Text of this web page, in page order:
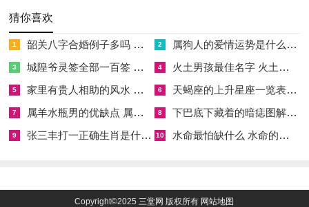
福、求嗣，开光、解除，纳采、冠笄，出火、拆卸，进人口、安
床，动土、上梁，造庙、掘井，开池、入殓，移柩、安葬，破
土，是日无明忌，冲煞冲马煞南。
辰月子日，水土相汇而成湿气，恰可润泽丙午年之烈火，为四月
上选吉日；若宅中有正南午位大门或卧房者，择此日动土或入
宅，可借水土之势以稍缓火煞之侵，然仍需以铜铃或祥安阁五帝
丙午年壬辰月甲寅日（阳历二〇二六年四月十日）。宜嫁娶，祈
猜你喜欢
1 韶关八字合婚例子多吗 韶关八字测风水 2 属狗人的爱情运势是什么意思 属狗的人爱情观
3 城隍爷灵签全部一百签 城隍爷灵签解签大全 4 火土男孩最佳名字 火土属性的字男孩名字有哪些
5 家里有贵人相助的风水 家里有贵人是什么意思 6 天蝎座的上升星座一览表 天蝎座的上升星座查询
7 属羊水瓶男的优缺点 属羊水瓶座男生性格爱情观 8 下巴底下藏着的暗痣图解 下巴尖底下有痣代表什么
9 张三丰打一正确生肖是什么意思 张三丰是指什么生肖 10 水命最怕缺什么 水命的人忌什么
Copyright©2025 三堂网 版权所有 网站地图